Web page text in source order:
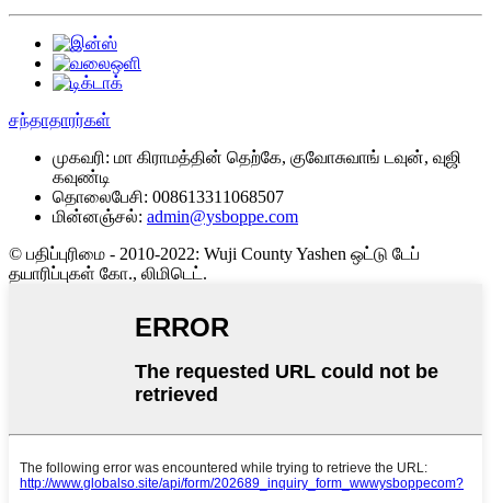
சந்தாதாரர்கள்
முகவரி: மா கிராமத்தின் தெற்கே, குவோசுவாங் டவுன், வுஜி
கவுண்டி
தொலைபேசி: 008613311068507
மின்னஞ்சல்: admin@ysboppe.com
© பதிப்புரிமை - 2010-2022: Wuji County Yashen ஒட்டு டேப்
தயாரிப்புகள் கோ., லிமிடெட்.